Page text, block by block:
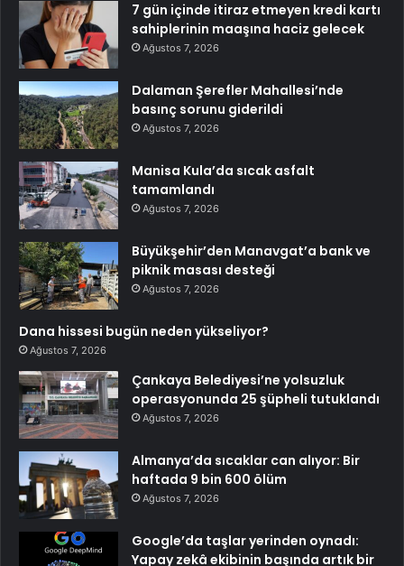
7 gün içinde itiraz etmeyen kredi kartı
sahiplerinin maaşına haciz gelecek
Ağustos 7, 2026
Dalaman Şerefler Mahallesi’nde
basınç sorunu giderildi
Ağustos 7, 2026
Manisa Kula’da sıcak asfalt
tamamlandı
Ağustos 7, 2026
Büyükşehir’den Manavgat’a bank ve
piknik masası desteği
Ağustos 7, 2026
Dana hissesi bugün neden yükseliyor?
Ağustos 7, 2026
Çankaya Belediyesi’ne yolsuzluk
operasyonunda 25 şüpheli tutuklandı
Ağustos 7, 2026
Almanya’da sıcaklar can alıyor: Bir
haftada 9 bin 600 ölüm
Ağustos 7, 2026
Google’da taşlar yerinden oynadı:
Yapay zekâ ekibinin başında artık bir